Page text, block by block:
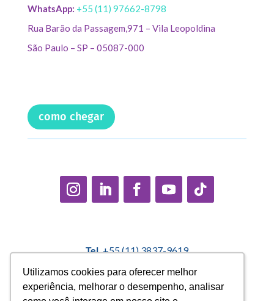
Utilizamos cookies para oferecer melhor
experiência, melhorar o desempenho, analisar
Utilizamos cookies para oferecer melhor
experiência, melhorar o desempenho, analisar
WhatsApp: +55 (11) 97662-8798
Rua Barão da Passagem,971 – Vila Leopoldina
São Paulo – SP – 05087-000
como chegar
Tel.+55 (11) 3837-9619
Política Interna de Proteção de Dados |Encarregado de